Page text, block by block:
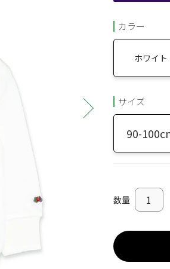
カラー
ホワイト
サイズ
90-